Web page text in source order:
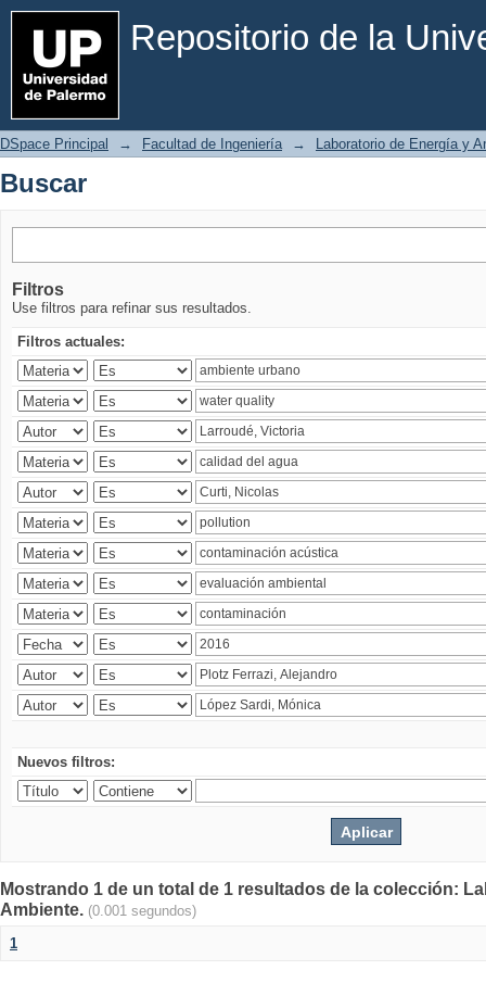
Repositorio de la
Buscar
DSpace Principal → Facultad de Ingeniería → Laboratorio de Energía y
Buscar
Filtros
Use filtros para refinar sus resultados.
Filtros actuales:
Nuevos filtros:
Mostrando 1 de un total de 1 resultados de la colección:
Ambiente. (0.001 segundos)
1